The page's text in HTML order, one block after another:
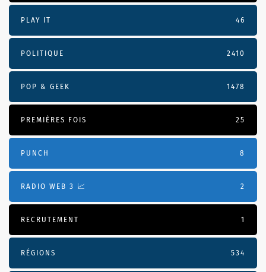
PLAY IT 46
POLITIQUE 2410
POP & GEEK 1478
PREMIÈRES FOIS 25
PUNCH 8
RADIO WEB 3 📈 2
RECRUTEMENT 1
RÉGIONS 534